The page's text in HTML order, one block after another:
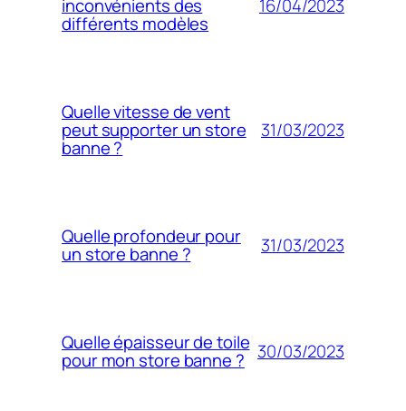
inconvénients des
différents modèles
16/04/2023
Quelle vitesse de vent
peut supporter un store
banne ?
31/03/2023
Quelle profondeur pour
un store banne ? 31/03/2023
Quelle épaisseur de toile
pour mon store banne ? 30/03/2023